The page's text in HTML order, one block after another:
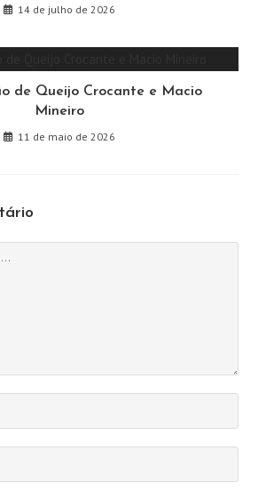
14 de julho de 2026
de Queijo Crocante e Macio
Mineiro
11 de maio de 2026